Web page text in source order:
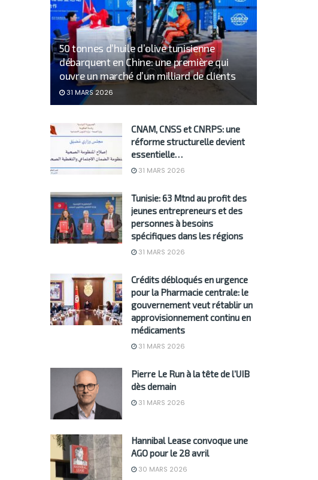
50 tonnes d’huile d’olive tunisienne
débarquent en Chine: une première qui
ouvre un marché d’un milliard de clients
31 MARS 2026
CNAM, CNSS et CNRPS: une
réforme structurelle devient
essentielle…
31 MARS 2026
Tunisie: 63 Mtnd au profit des
jeunes entrepreneurs et des
personnes à besoins
spécifiques dans les régions
31 MARS 2026
Crédits débloqués en urgence
pour la Pharmacie centrale: le
gouvernement veut rétablir un
approvisionnement continu en
médicaments
31 MARS 2026
Pierre Le Run à la tête de l’UIB
dès demain
31 MARS 2026
Hannibal Lease convoque une
AGO pour le 28 avril
30 MARS 2026